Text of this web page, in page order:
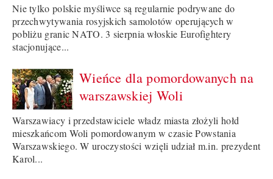
Nie tylko polskie myśliwce są regularnie podrywane do
przechwytywania rosyjskich samolotów operujących w
pobliżu granic NATO. 3 sierpnia włoskie Eurofightery
stacjonujące...
Wieńce dla pomordowanych na
warszawskiej Woli
Warszawiacy i przedstawiciele władz miasta złożyli hołd
mieszkańcom Woli pomordowanym w czasie Powstania
Warszawskiego. W uroczystości wzięli udział m.in. prezydent
Karol...